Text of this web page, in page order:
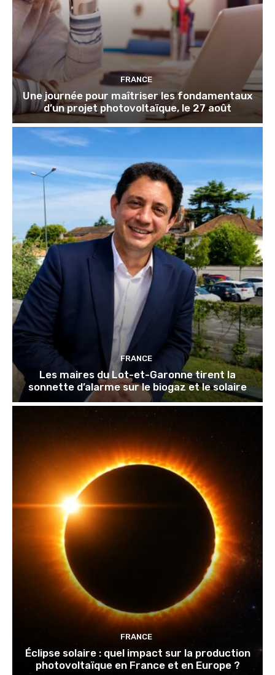
FRANCE
Une journée pour maîtriser les fondamentaux
d’un projet photovoltaïque, le 27 août
FRANCE
Les maires du Lot-et-Garonne tirent la
sonnette d’alarme sur le biogaz et le solaire
FRANCE
Éclipse solaire : quel impact sur la production
photovoltaïque en France et en Europe ?